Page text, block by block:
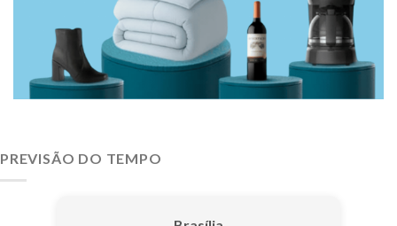
PREVISÃO DO TEMPO